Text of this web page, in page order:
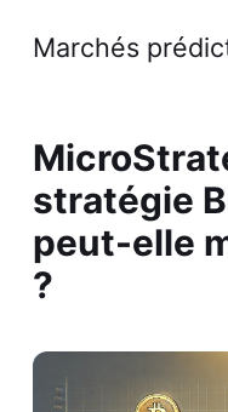
Marchés
stratégie
peut-elle
?